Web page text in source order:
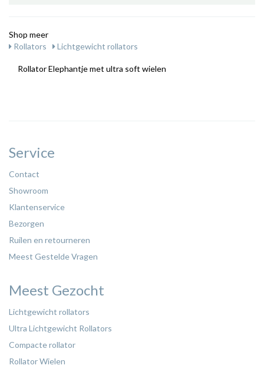
Shop meer
Rollators
Lichtgewicht rollators
Rollator Elephantje met ultra soft wielen
Service
Contact
Showroom
Klantenservice
Bezorgen
Ruilen en retourneren
Meest Gestelde Vragen
Meest Gezocht
Lichtgewicht rollators
Ultra Lichtgewicht Rollators
Compacte rollator
Rollator Wielen